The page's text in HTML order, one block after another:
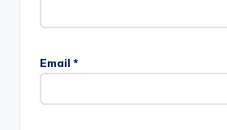
Email *